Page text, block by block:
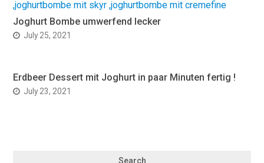
Joghurt Bombe umwerfend lecker
July 25, 2021
Erdbeer Dessert mit Joghurt in paar Minuten fertig !
July 23, 2021
Search